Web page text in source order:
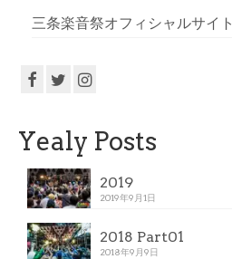
三条楽音祭オフィシャルサイト
Yealy Posts
2019
2019年9月1日
2018 Part01
2018年9月9日